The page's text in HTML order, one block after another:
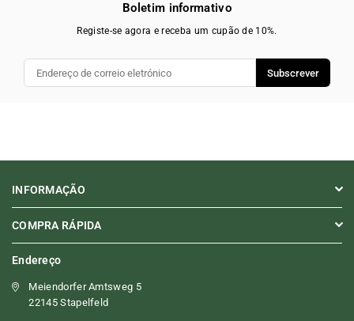
Boletim informativo
Registe-se agora e receba um cupão de 10%.
Subscrever
INFORMAÇÃO
COMPRA RÁPIDA
Endereço
Meiendorfer Amtsweg 5
22145 Stapelfeld